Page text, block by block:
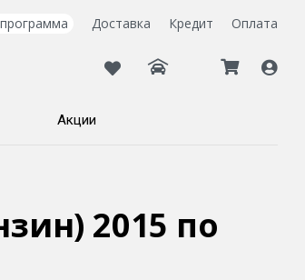
Доставка Кредит Оплата
Акции
2015 по